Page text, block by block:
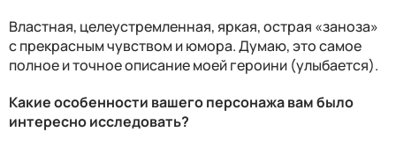
Властная, целеустремленная, яркая, острая «заноза»
с прекрасным чувством и юмора. Думаю, это самое
полное и точное описание моей героини (улыбается).
Какие особенности вашего персонажа вам было
интересно исследовать?